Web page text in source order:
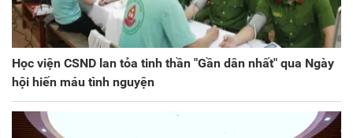
Học viện CSND lan tỏa tinh thần "Gần dân nhất" qua Ngày
hội hiến máu tình nguyện